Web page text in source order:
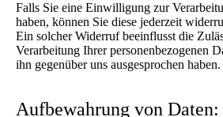
Falls Sie eine Einwilligung zur
haben, können Sie diese jederzeit
Ein solcher Widerruf beeinflusst die
Verarbeitung Ihrer personenbezogenen
ihn gegenüber uns ausgesprochen haben.
Aufbewahrung von Daten: